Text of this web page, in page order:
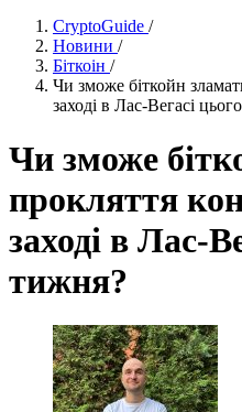
CryptoGuide /
Новини /
Біткоін /
Чи зможе біткойн
заході в Лас-Вегасі
Чи зможе
прокляття
заході в Лас-
тижня?